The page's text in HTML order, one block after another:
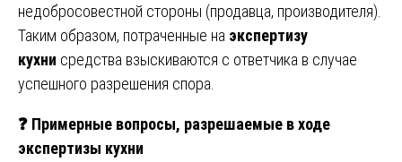
недобросовестной стороны (продавца, производителя).
Таким образом, потраченные на экспертизу
кухни средства взыскиваются с ответчика в случае
успешного разрешения спора.
❓ Примерные вопросы, разрешаемые в ходе
экспертизы кухни